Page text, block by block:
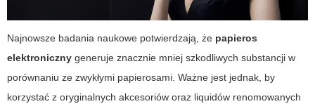
Najnowsze badania naukowe potwierdzają, że papieros
elektroniczny generuje znacznie mniej szkodliwych substancji w
porównaniu ze zwykłymi papierosami. Ważne jest jednak, by
korzystać z oryginalnych akcesoriów oraz liquidów renomowanych